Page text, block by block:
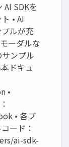
AI SDKを
• AI
ルが充
ーダルな
ンプル
ドキュ
•
• 各プ
ード：
ai-sdk-